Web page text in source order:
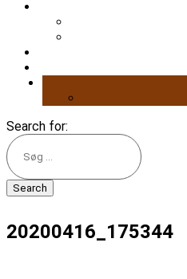
Search for:
20200416_175344